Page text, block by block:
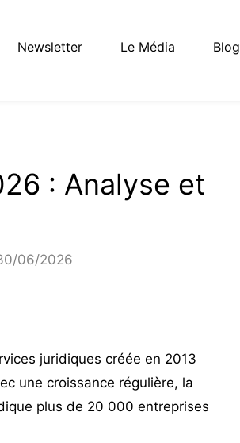
Newsletter Le Média Blog
: Analyse et
06/2026
juridiques créée en 2013
une croissance régulière, la
plus de 20 000 entreprises